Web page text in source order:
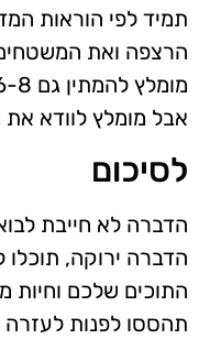
תמיד לפי הוראות
הרצפה ואת המשטחים
אבל מומלץ לוודא
לסיכום
הדברה לא חייבת
הדברה ירוקה,
התוכים שלכם וחיות
תהססו לפנות לעזרה